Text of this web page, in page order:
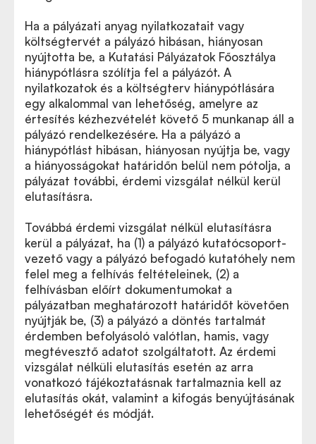
Ha a pályázati anyag nyilatkozatait vagy
költségtervét a pályázó hibásan, hiányosan
nyújtotta be, a Kutatási Pályázatok Főosztálya
hiánypótlásra szólítja fel a pályázót. A
nyilatkozatok és a költségterv hiánypótlására
egy alkalommal van lehetőség, amelyre az
értesítés kézhezvételét követő 5 munkanap áll a
pályázó rendelkezésére. Ha a pályázó a
hiánypótlást hibásan, hiányosan nyújtja be, vagy
a hiányosságokat határidőn belül nem pótolja, a
pályázat további, érdemi vizsgálat nélkül kerül
elutasításra.
Továbbá érdemi vizsgálat nélkül elutasításra
kerül a pályázat, ha (1) a pályázó kutatócsoport-
vezető vagy a pályázó befogadó kutatóhely nem
felel meg a felhívás feltételeinek, (2) a
felhívásban előírt dokumentumokat a
pályázatban meghatározott határidőt követően
nyújtják be, (3) a pályázó a döntés tartalmát
érdemben befolyásoló valótlan, hamis, vagy
megtévesztő adatot szolgáltatott. Az érdemi
vizsgálat nélküli elutasítás esetén az arra
vonatkozó tájékoztatásnak tartalmaznia kell az
elutasítás okát, valamint a kifogás benyújtásának
lehetőségét és módját.